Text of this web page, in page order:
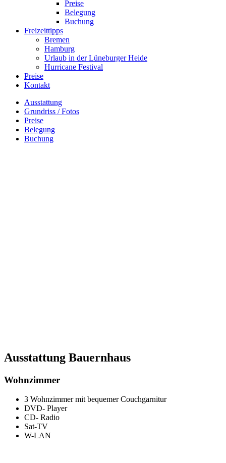
Preise
Belegung
Buchung
Freizeittipps
Bremen
Hamburg
Urlaub in der Lüneburger Heide
Hurricane Festival
Preise
Kontakt
Ausstattung
Grundriss / Fotos
Preise
Belegung
Buchung
Ausstattung Bauernhaus
Wohnzimmer
3 Wohnzimmer mit bequemer Couchgarnitur
DVD- Player
CD- Radio
Sat-TV
W-LAN